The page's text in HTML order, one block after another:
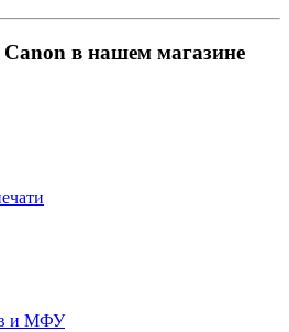
в нашем магазине
и МФУ